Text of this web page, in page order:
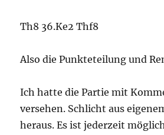
Th8 36.Ke2 Thf8
Also die Punkteteilung und
Ich hatte die Partie mit
versehen. Schlicht aus
heraus. Es ist jederzeit